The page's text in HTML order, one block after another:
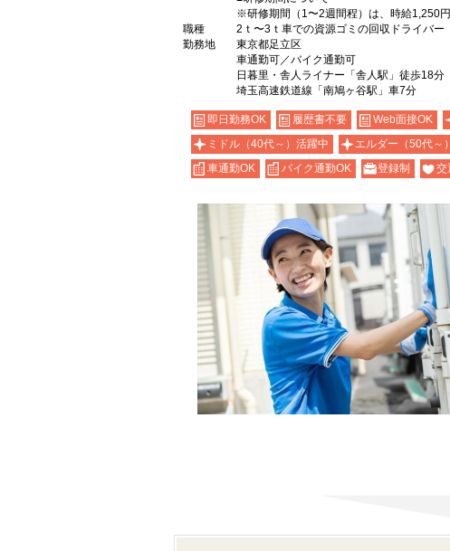
※研修期間（1〜2週間程）は、時給1,250
職種
2ｔ〜3ｔ車での資源ゴミの回収ドライバー
勤務地
東京都足立区
車通勤可／バイク通勤可
日暮里・舎人ライナー「舎人駅」徒歩18分
埼玉高速鉄道線「南鳩ヶ谷駅」車7分
即日勤務OK 履歴書不要 Web面接OK
ミドル（40代～）活躍中
エルダー（50代～
車通勤OK
バイク通勤OK 登録制 交